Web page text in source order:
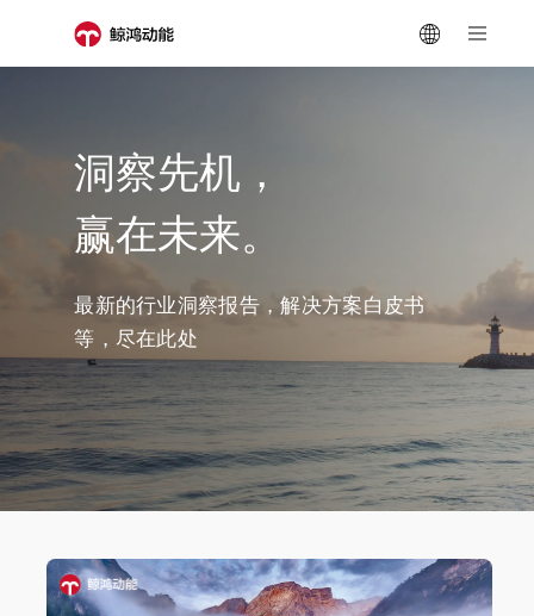
洞察先机，
赢在未来。
最新的行业洞察报告，解决方案白皮书
等，尽在此处